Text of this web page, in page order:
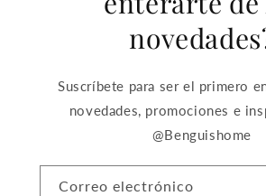
Suscríbete para ser el primero
novedades, promociones e
@Benguishome
Correo electrónico